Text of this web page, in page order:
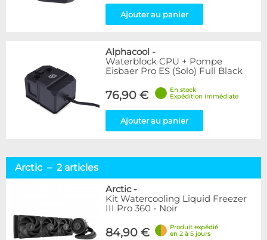
Ajouter au panier
Alphacool -
Waterblock CPU + Pompe
Eisbaer Pro ES (Solo) Full Black
76,90 €
En stock
Expédition immédiate
Ajouter au panier
Arctic – 2 articles
Arctic-
Kit Watercooling Liquid Freezer
III Pro 360 - Noir
84,90 €
Produit expédié
en 2 à 5 jours